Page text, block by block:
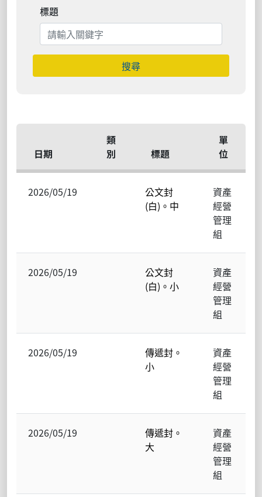
標題
搜尋
日期
類
別
標題
單
位
2026/05/19
公文封
(白)。中
資產
經營
管理
組
2026/05/19
公文封
(白)。小
資產
經營
管理
組
2026/05/19
傳遞封。
小
資產
經營
管理
組
2026/05/19
傳遞封。
大
資產
經營
管理
組